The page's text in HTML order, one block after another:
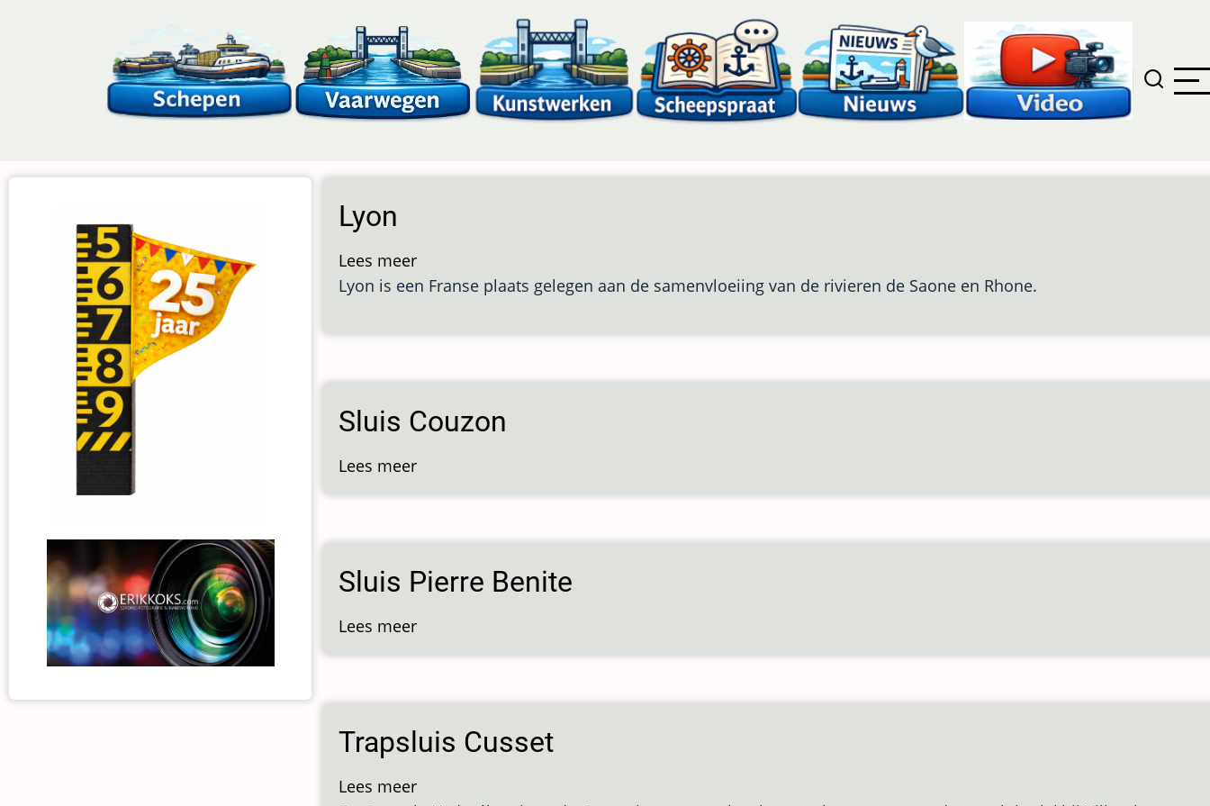
Lyon
Lees meerover
Lyon
Lyon is een Franse plaats gelegen aan de samenvloeiing van de rivieren de Saone en Rhone.
Sluis Couzon
Lees meerover
Sluis Pierre Benite
Lees meerover
Benite
Trapsluis Cusset
Lees meerover